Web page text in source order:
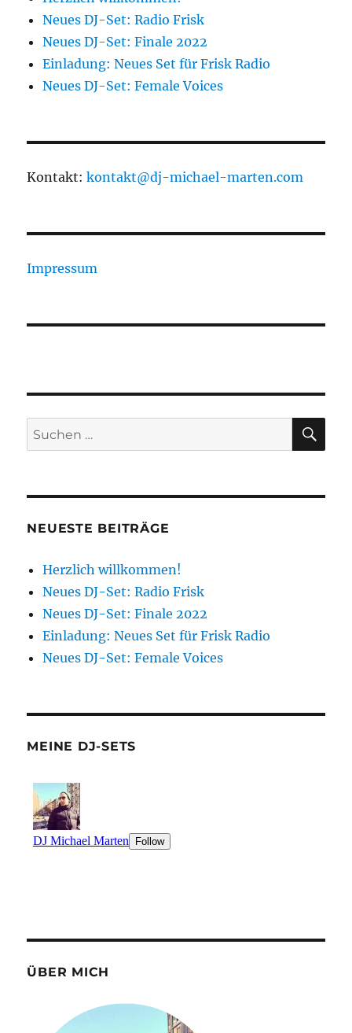
Neues DJ-Set: Radio Frisk
Neues DJ-Set: Finale 2022
Einladung: Neues Set für Frisk Radio
Neues DJ-Set: Female Voices
Kontakt:kontakt@dj-michael-marten.com
Impressum
Suchen
nach:
NEUESTE BEITRÄGE
Herzlich willkommen!
Neues DJ-Set: Radio Frisk
Neues DJ-Set: Finale 2022
Einladung: Neues Set für Frisk Radio
Neues DJ-Set: Female Voices
MEINE DJ-SETS
ÜBER MICH